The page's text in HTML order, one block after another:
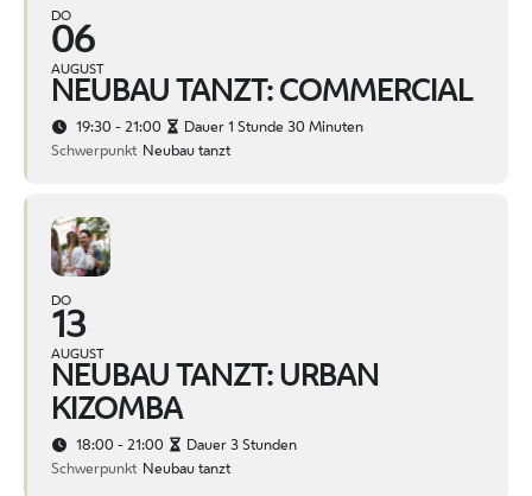
DO
06
AUGUST
NEUBAU TANZT: COMMERCIAL
19:30 - 21:00
Dauer 1 Stunde 30 Minuten
Schwerpunkt Neubau tanzt
DO
13
AUGUST
NEUBAU TANZT: URBAN
KIZOMBA
18:00 - 21:00
Dauer 3 Stunden
Schwerpunkt Neubau tanzt